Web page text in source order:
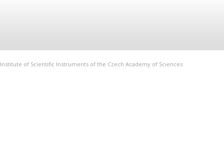
Institute of Scientific Instruments of the Czech Academy of Sciences